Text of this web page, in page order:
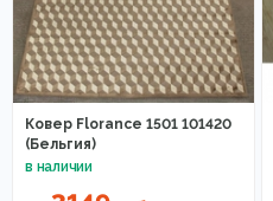
Ковер Florance 1501 101420
(Бельгия)